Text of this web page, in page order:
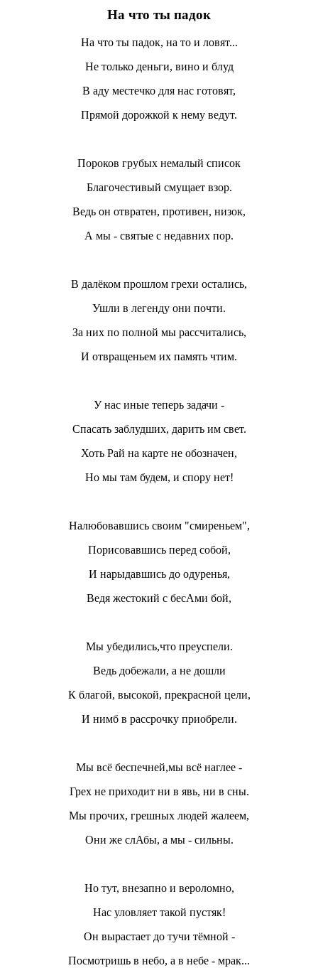
На что ты падок
На что ты падок, на то и ловят...
Не только деньги, вино и блуд
В аду местечко для нас готовят,
Прямой дорожкой к нему ведут.
Пороков грубых немалый список
Благочестивый смущает взор.
Ведь он отвратен, противен, низок,
А мы - святые с недавних пор.
В далёком прошлом грехи остались,
Ушли в легенду они почти.
За них по полной мы рассчитались,
И отвращеньем их память чтим.
У нас иные теперь задачи -
Спасать заблудших, дарить им свет.
Хоть Рай на карте не обозначен,
Но мы там будем, и спору нет!
Налюбовавшись своим "смиреньем",
Порисовавшись перед собой,
И нарыдавшись до одуренья,
Ведя жестокий с бесАми бой,
Мы убедились,что преуспели.
Ведь добежали, а не дошли
К благой, высокой, прекрасной цели,
И нимб в рассрочку приобрели.
Мы всё беспечней,мы всё наглее -
Грех не приходит ни в явь, ни в сны.
Мы прочих, грешных людей жалеем,
Они же слАбы, а мы - сильны.
Но тут, внезапно и вероломно,
Нас уловляет такой пустяк!
Он вырастает до тучи тёмной -
Посмотришь в небо, а в небе - мрак...